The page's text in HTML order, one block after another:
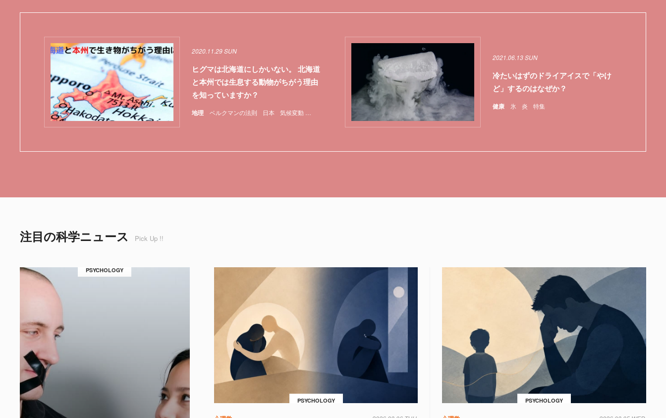
地理 ベルクマンの法則 日本 気候変動
2020.11.29 SUN
ヒグマは北海道にしかいない。 北海道
と本州では生息する動物がちがう理由
を知っていますか？
健康 氷 炎 特集
2021.06.13 SUN
冷たいはずのドライアイスで「やけ
ど」するのはなぜか？
注目の科学ニュース Pick Up !!
PSYCHOLOGY
PSYCHOLOGY PSYCHOLOGY